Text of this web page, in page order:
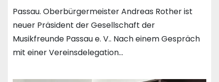
Passau. Oberbürgermeister Andreas Rother ist
neuer Präsident der Gesellschaft der
Musikfreunde Passau e. V.. Nach einem Gespräch
mit einer Vereinsdelegation…